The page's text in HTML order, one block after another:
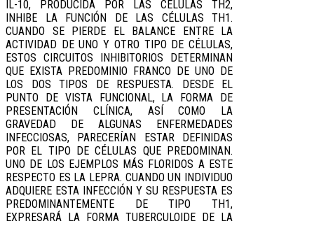
IL-10, PRODUCIDA POR LAS CÉLULAS TH2,
INHIBE LA FUNCIÓN DE LAS CÉLULAS TH1.
CUANDO SE PIERDE EL BALANCE ENTRE LA
ACTIVIDAD DE UNO Y OTRO TIPO DE CÉLULAS,
ESTOS CIRCUITOS INHIBITORIOS DETERMINAN
QUE EXISTA PREDOMINIO FRANCO DE UNO DE
LOS DOS TIPOS DE RESPUESTA. DESDE EL
PUNTO DE VISTA FUNCIONAL, LA FORMA DE
PRESENTACIÓN CLÍNICA, ASÍ COMO LA
GRAVEDAD DE ALGUNAS ENFERMEDADES
INFECCIOSAS, PARECERÍAN ESTAR DEFINIDAS
POR EL TIPO DE CÉLULAS QUE PREDOMINAN.
UNO DE LOS EJEMPLOS MÁS FLORIDOS A ESTE
RESPECTO ES LA LEPRA. CUANDO UN INDIVIDUO
ADQUIERE ESTA INFECCIÓN Y SU RESPUESTA ES
PREDOMINANTEMENTE DE TIPO TH1,
EXPRESARÁ LA FORMA TUBERCULOIDE DE LA